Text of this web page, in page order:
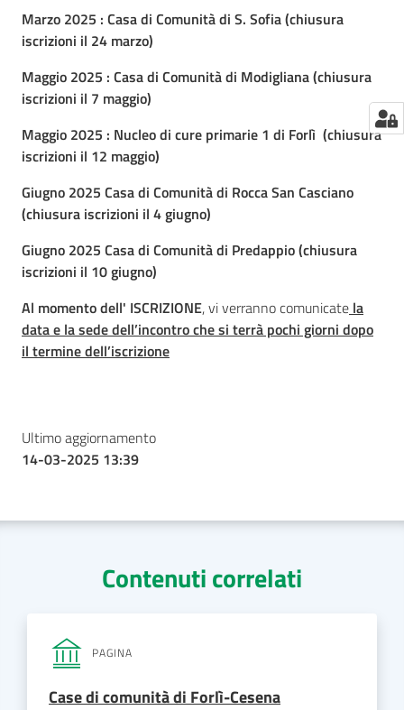
Marzo 2025 : Casa di Comunità di S. Sofia (chiusura
iscrizioni il 24 marzo)
Maggio 2025 : Casa di Comunità di Modigliana (chiusura
iscrizioni il 7 maggio)
Maggio 2025 : Nucleo di cure primarie 1 di Forlì (chiusura
iscrizioni il 12 maggio)
Giugno 2025 Casa di Comunità di Rocca San Casciano
(chiusura iscrizioni il 4 giugno)
Giugno 2025 Casa di Comunità di Predappio (chiusura
iscrizioni il 10 giugno)
Al momento dell' ISCRIZIONE, vi verranno comunicate la
data e la sede dell’incontro che si terrà pochi giorni dopo
il termine dell’iscrizione
Ultimo aggiornamento
14-03-2025 13:39
Contenuti correlati
PAGINA
Case di comunità di Forlì-Cesena